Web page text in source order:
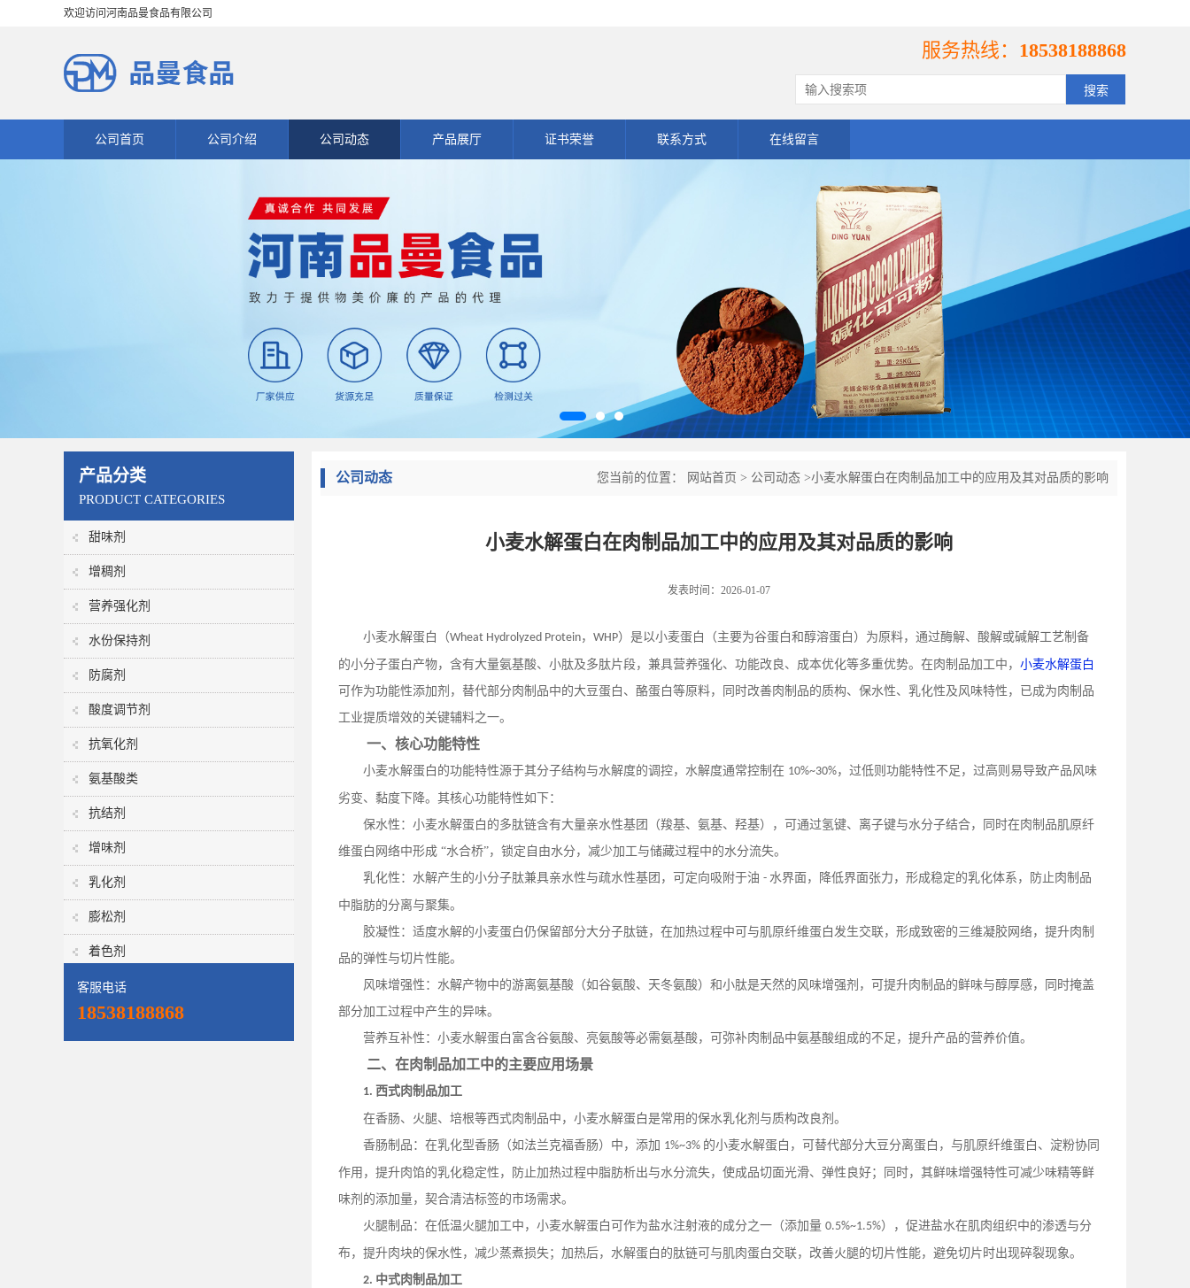
欢迎访问河南品曼食品有限公司
服务热线： 18538188868
公司首页 公司介绍 公司动态 产品展厅 证书荣誉 联系方式 在线留言
产品分类
PRODUCT CATEGORIES
甜味剂
增稠剂
营养强化剂
水份保持剂
防腐剂
酸度调节剂
抗氧化剂
氨基酸类
抗结剂
增味剂
乳化剂
膨松剂
着色剂
客服电话
18538188868
公司动态 您当前的位置： 网站首页 > 公司动态 >小麦水解蛋白在肉制品加工中的应用及其对品质的影响
小麦水解蛋白在肉制品加工中的应用及其对品质的影响
发表时间：2026-01-07
小麦水解蛋白（Wheat Hydrolyzed Protein， WHP）是以小麦蛋白（主要为谷蛋白和醇溶蛋白）为原料，通过酶解、酸解或碱解工艺制备
的小分子蛋白产物，含有大量氨基酸、小肽及多肽片段，兼具营养强化、功能改良、成本优化等多重优势。在肉制品加工中， 小麦水解蛋白
可作为功能性添加剂，替代部分肉制品中的大豆蛋白、酪蛋白等原料，同时改善肉制品的质构、保水性、乳化性及风味特性，已成为肉制品
工业提质增效的关键辅料之一。
一、核心功能特性
小麦水解蛋白的功能特性源于其分子结构与水解度的调控，水解度通常控制在 10%~30%，过低则功能特性不足，过高则易导致产品风味
劣变、黏度下降。其核心功能特性如下：
保水性：小麦水解蛋白的多肽链含有大量亲水性基团（羧基、氨基、羟基），可通过氢键、离子键与水分子结合，同时在肉制品肌原纤
维蛋白网络中形成 “水合桥”，锁定自由水分，减少加工与储藏过程中的水分流失。
乳化性：水解产生的小分子肽兼具亲水性与疏水性基团，可定向吸附于油 - 水界面，降低界面张力，形成稳定的乳化体系，防止肉制品
中脂肪的分离与聚集。
胶凝性：适度水解的小麦蛋白仍保留部分大分子肽链，在加热过程中可与肌原纤维蛋白发生交联，形成致密的三维凝胶网络，提升肉制
品的弹性与切片性能。
风味增强性：水解产物中的游离氨基酸（如谷氨酸、天冬氨酸）和小肽是天然的风味增强剂，可提升肉制品的鲜味与醇厚感，同时掩盖
部分加工过程中产生的异味。
营养互补性：小麦水解蛋白富含谷氨酸、亮氨酸等必需氨基酸，可弥补肉制品中氨基酸组成的不足，提升产品的营养价值。
二、在肉制品加工中的主要应用场景
1. 西式肉制品加工
在香肠、火腿、培根等西式肉制品中，小麦水解蛋白是常用的保水乳化剂与质构改良剂。
香肠制品：在乳化型香肠（如法兰克福香肠）中，添加 1%~3% 的小麦水解蛋白，可替代部分大豆分离蛋白，与肌原纤维蛋白、淀粉协同
作用，提升肉馅的乳化稳定性，防止加热过程中脂肪析出与水分流失，使成品切面光滑、弹性良好；同时，其鲜味增强特性可减少味精等鲜
味剂的添加量，契合清洁标签的市场需求。
火腿制品：在低温火腿加工中，小麦水解蛋白可作为盐水注射液的成分之一（添加量 0.5%~1.5%），促进盐水在肌肉组织中的渗透与分
布，提升肉块的保水性，减少蒸煮损失；加热后，水解蛋白的肽链可与肌肉蛋白交联，改善火腿的切片性能，避免切片时出现碎裂现象。
2. 中式肉制品加工